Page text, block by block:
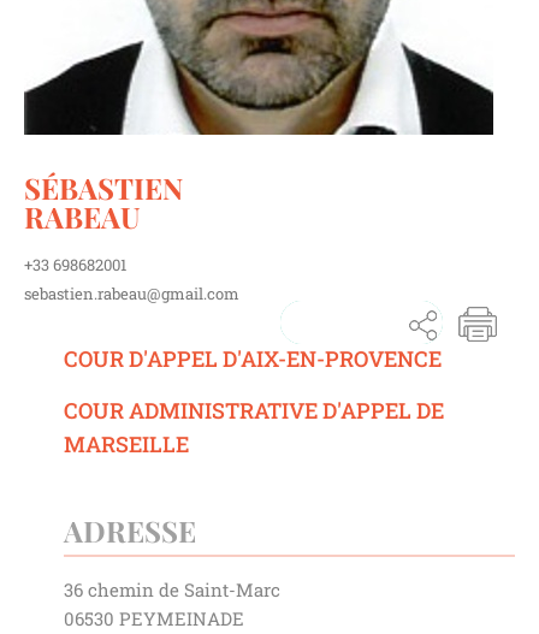
SÉBASTIEN
RABEAU
+33 698682001
sebastien.rabeau@gmail.com
COUR D'APPEL D'AIX-EN-PROVENCE
COUR ADMINISTRATIVE D'APPEL DE
MARSEILLE
ADRESSE
36 chemin de Saint-Marc
06530 PEYMEINADE